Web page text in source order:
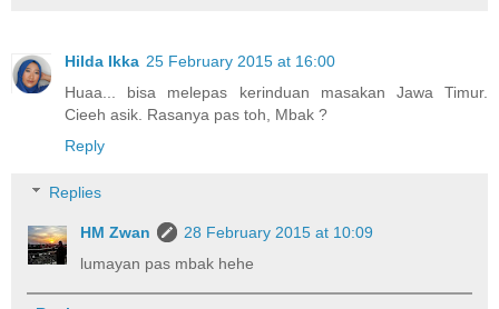
Hilda Ikka 25 February 2015 at 16:00
Huaa... bisa melepas kerinduan masakan Jawa Timur.
Cieeh asik. Rasanya pas toh, Mbak ?
Reply
Replies
HM Zwan
28 February 2015 at 10:09
lumayan pas mbak hehe